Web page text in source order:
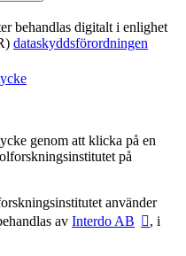
behandlas digitalt i enlighet
dataskyddsförordningen
genom att klicka på en
på
använder
av Interdo AB
, i